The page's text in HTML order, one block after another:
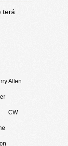
terá
Allen
CW